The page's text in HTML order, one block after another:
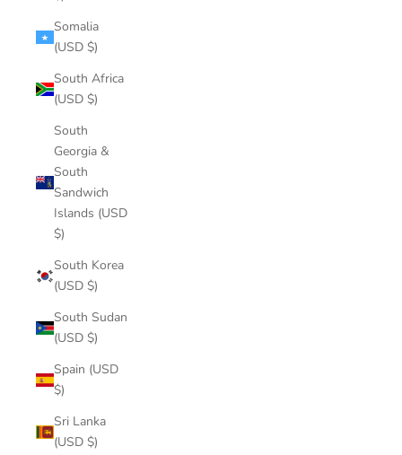
Somalia
(USD $)
South Africa
(USD $)
South
Georgia &
South
Sandwich
Islands (USD
$)
South Korea
(USD $)
South Sudan
(USD $)
Spain (USD
$)
Sri Lanka
(USD $)